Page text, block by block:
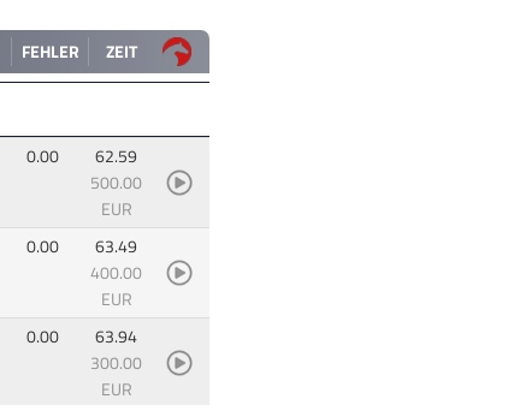
FEHLER ZEIT
0.00
62.59
500.00
EUR
0.00
63.49
400.00
EUR
0.00
63.94
300.00
EUR